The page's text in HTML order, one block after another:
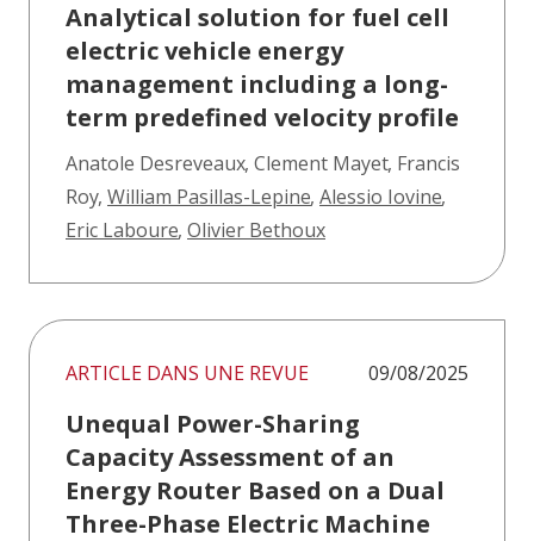
Analytical solution for fuel cell
electric vehicle energy
management including a long-
term predefined velocity profile
Anatole Desreveaux, Clement Mayet, Francis
Roy, William Pasillas-Lepine, Alessio Iovine,
Eric Laboure, Olivier Bethoux
ARTICLE DANS UNE REVUE 09/08/2025
Unequal Power-Sharing
Capacity Assessment of an
Energy Router Based on a Dual
Three-Phase Electric Machine